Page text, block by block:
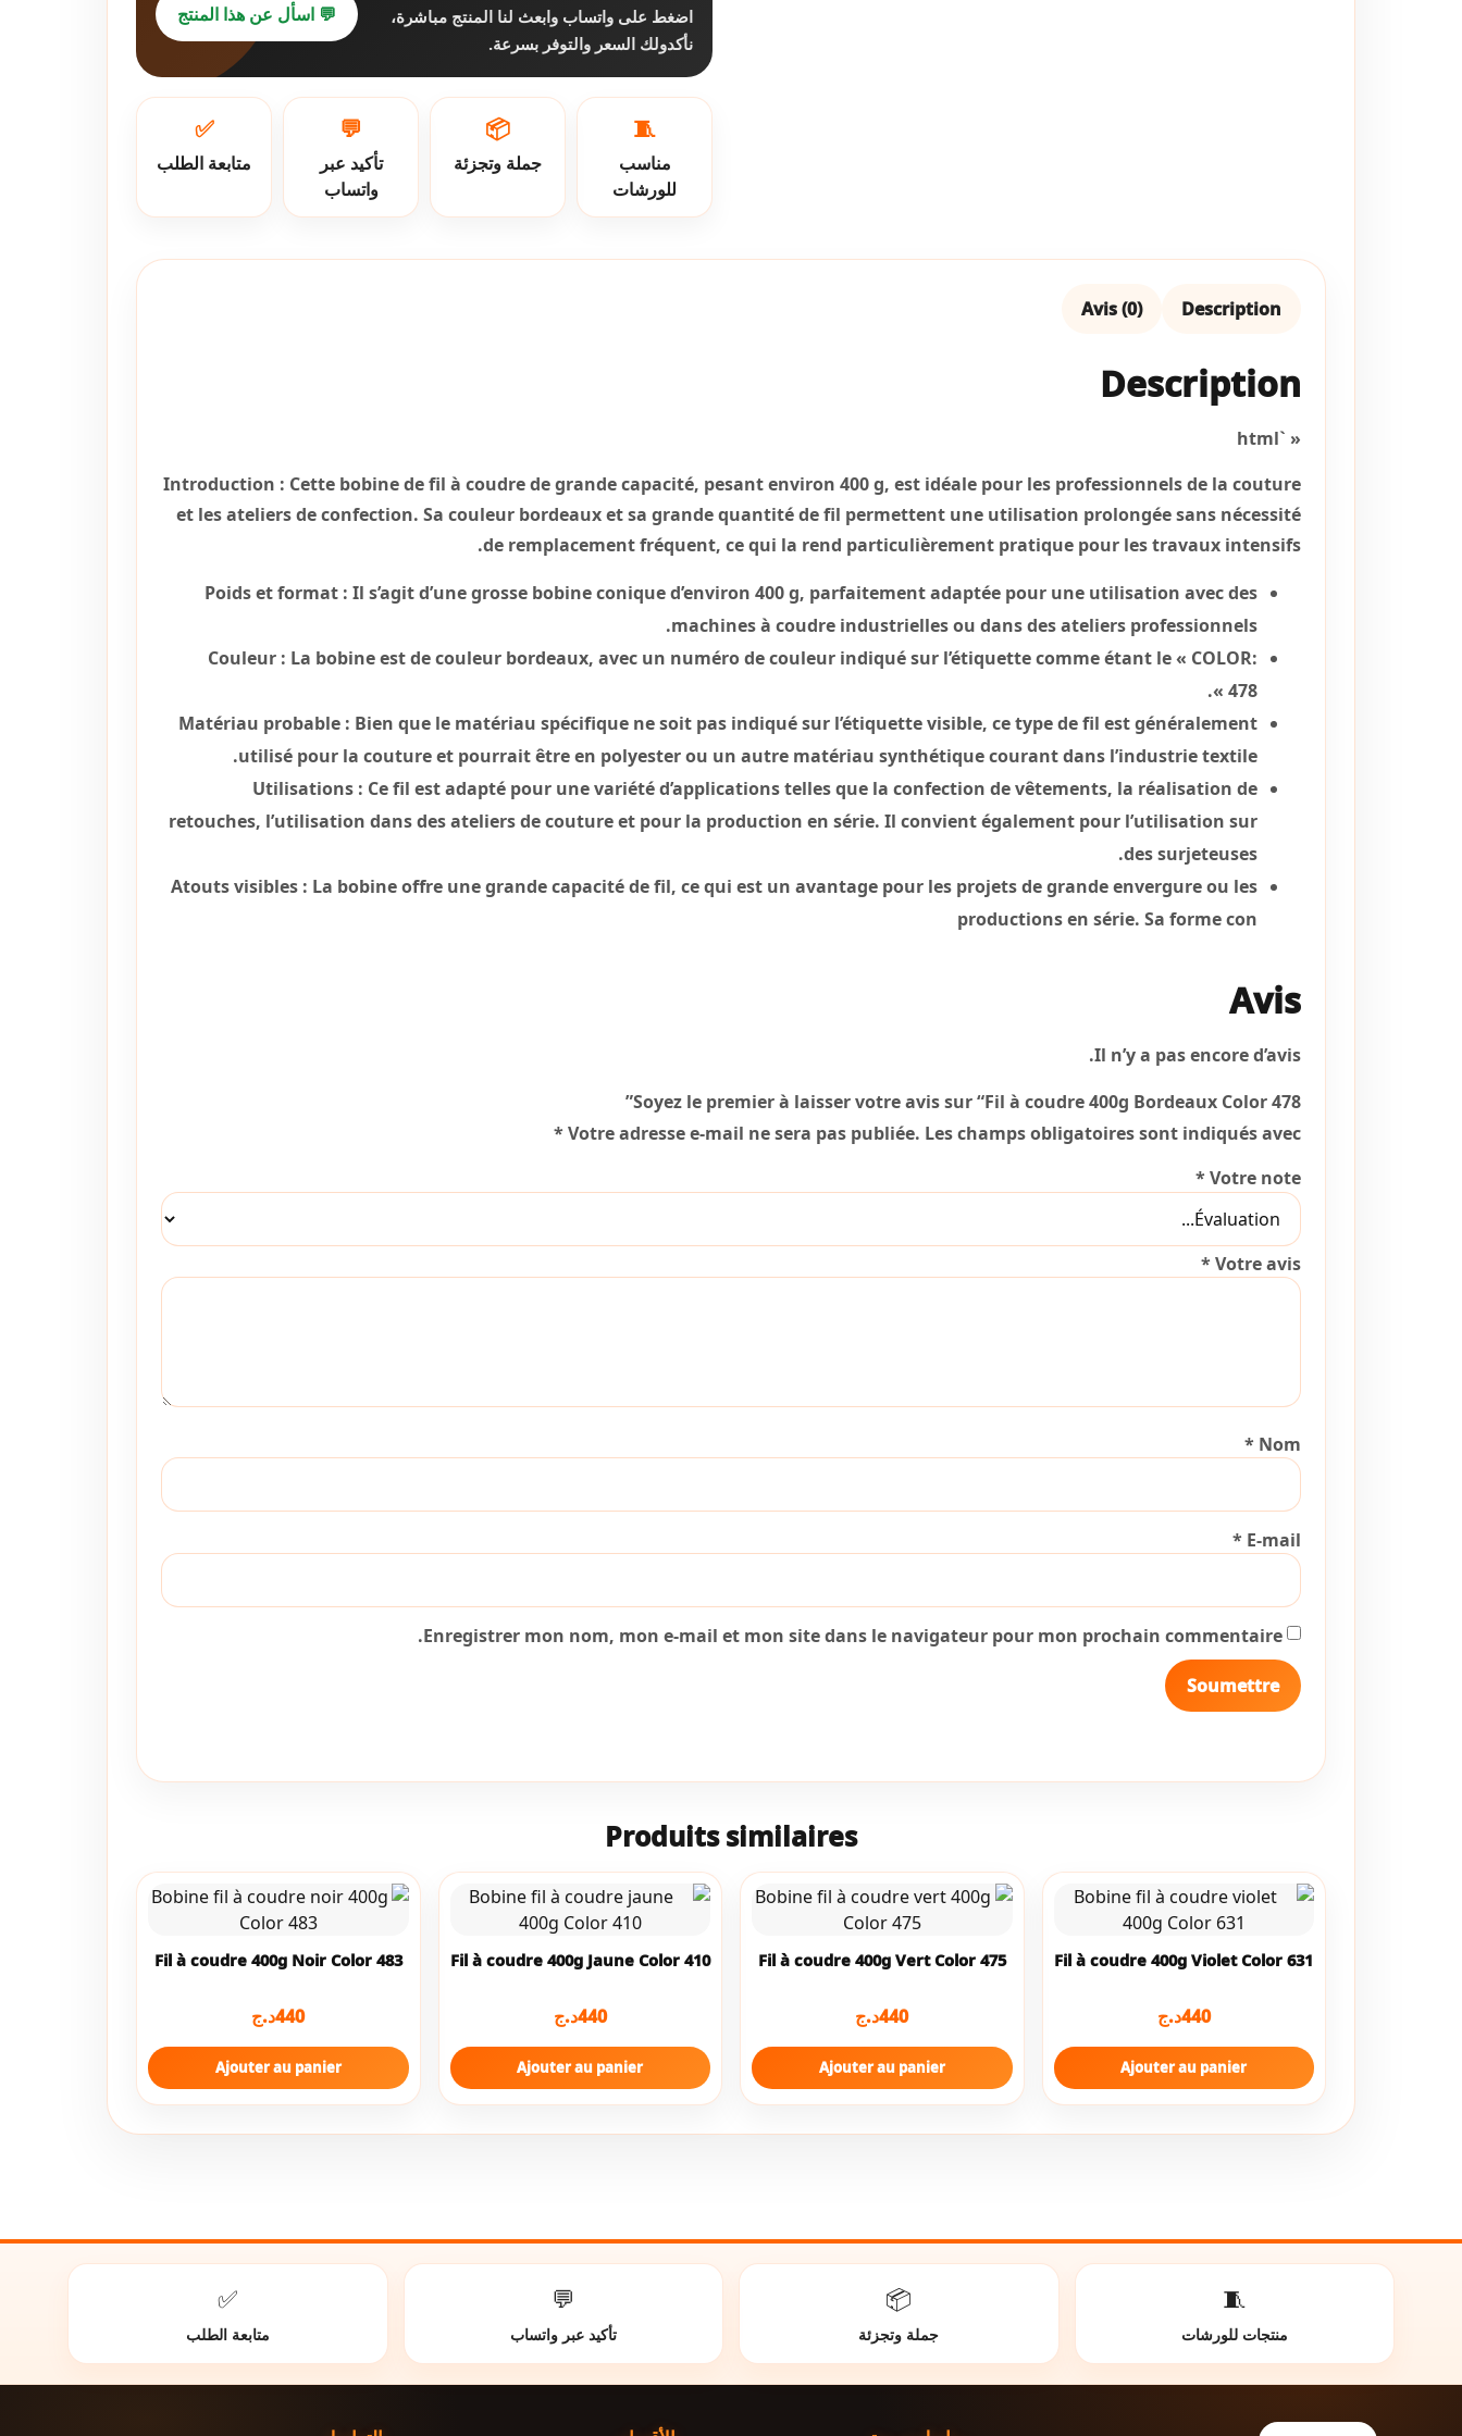
اضغط على واتساب وابعث لنا المنتج مباشرة،
نأكدولك السعر والتوفر بسرعة.
💬 اسأل عن هذا المنتج
🧵
مناسب
للورشات
📦
جملة وتجزئة
💬
تأكيد عبر
واتساب
✅
متابعة الطلب
Description
Avis (0)
Description
« `html
Introduction : Cette bobine de fil à coudre de grande capacité, pesant environ 400 g, est idéale pour les professionnels de la couture
et les ateliers de confection. Sa couleur bordeaux et sa grande quantité de fil permettent une utilisation prolongée sans nécessité
de remplacement fréquent, ce qui la rend particulièrement pratique pour les travaux intensifs.
Poids et format : Il s’agit d’une grosse bobine conique d’environ 400 g, parfaitement adaptée pour une utilisation avec des
machines à coudre industrielles ou dans des ateliers professionnels.
Couleur : La bobine est de couleur bordeaux, avec un numéro de couleur indiqué sur l’étiquette comme étant le « COLOR:
478 ».
Matériau probable : Bien que le matériau spécifique ne soit pas indiqué sur l’étiquette visible, ce type de fil est généralement
utilisé pour la couture et pourrait être en polyester ou un autre matériau synthétique courant dans l’industrie textile.
Utilisations : Ce fil est adapté pour une variété d’applications telles que la confection de vêtements, la réalisation de
retouches, l’utilisation dans des ateliers de couture et pour la production en série. Il convient également pour l’utilisation sur
des surjeteuses.
Atouts visibles : La bobine offre une grande capacité de fil, ce qui est un avantage pour les projets de grande envergure ou les
productions en série. Sa forme con
Avis
Il n’y a pas encore d’avis.
Soyez le premier à laisser votre avis sur “Fil à coudre 400g Bordeaux Color 478”
Votre adresse e-mail ne sera pas publiée. Les champs obligatoires sont indiqués avec
*
Votre note
*
Votre avis
*
Nom
*
E-mail
*
Enregistrer mon nom, mon e-mail et mon site dans le navigateur pour mon prochain commentaire.
Produits similaires
Fil à coudre 400g Violet Color 631
440د.ج
Ajouter au panier
Fil à coudre 400g Vert Color 475
440د.ج
Ajouter au panier
Fil à coudre 400g Jaune Color 410
440د.ج
Ajouter au panier
Fil à coudre 400g Noir Color 483
440د.ج
Ajouter au panier
🧵
منتجات للورشات
📦
جملة وتجزئة
💬
تأكيد عبر واتساب
✅
متابعة الطلب